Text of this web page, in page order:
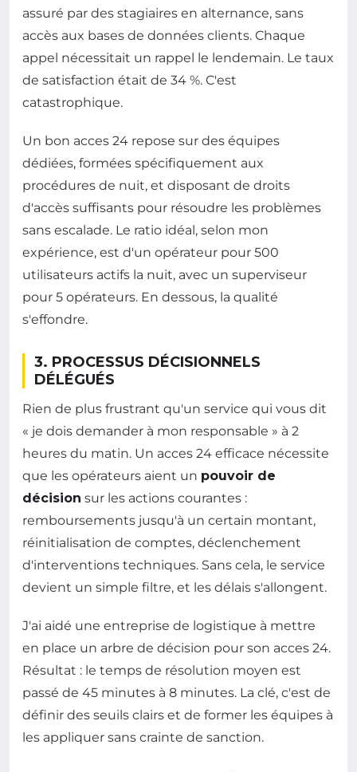
assuré par des stagiaires en alternance, sans
accès aux bases de données clients. Chaque
appel nécessitait un rappel le lendemain. Le taux
de satisfaction était de 34 %. C'est
catastrophique.
Un bon acces 24 repose sur des équipes
dédiées, formées spécifiquement aux
procédures de nuit, et disposant de droits
d'accès suffisants pour résoudre les problèmes
sans escalade. Le ratio idéal, selon mon
expérience, est d'un opérateur pour 500
utilisateurs actifs la nuit, avec un superviseur
pour 5 opérateurs. En dessous, la qualité
s'effondre.
3. PROCESSUS DÉCISIONNELS
DÉLÉGUÉS
Rien de plus frustrant qu'un service qui vous dit
« je dois demander à mon responsable » à 2
heures du matin. Un acces 24 efficace nécessite
que les opérateurs aient un pouvoir de
décision sur les actions courantes :
remboursements jusqu'à un certain montant,
réinitialisation de comptes, déclenchement
d'interventions techniques. Sans cela, le service
devient un simple filtre, et les délais s'allongent.
J'ai aidé une entreprise de logistique à mettre
en place un arbre de décision pour son acces 24.
Résultat : le temps de résolution moyen est
passé de 45 minutes à 8 minutes. La clé, c'est de
définir des seuils clairs et de former les équipes à
les appliquer sans crainte de sanction.